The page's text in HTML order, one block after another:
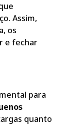
Assim,
os
e fechar
para
quanto